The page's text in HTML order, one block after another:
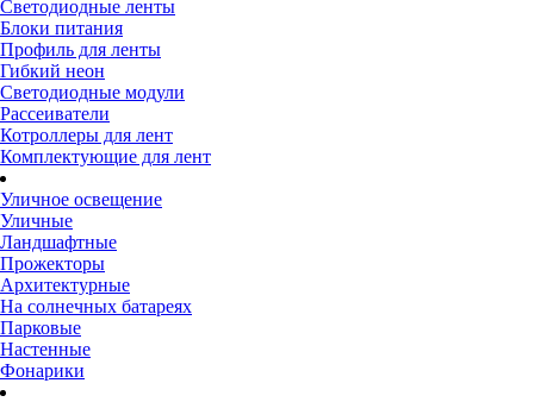
Светодиодные ленты
Блоки питания
Профиль для ленты
Гибкий неон
Светодиодные модули
Рассеиватели
Котроллеры для лент
Комплектующие для лент
Уличное освещение
Уличные
Ландшафтные
Прожекторы
Архитектурные
На солнечных батареях
Парковые
Настенные
Фонарики